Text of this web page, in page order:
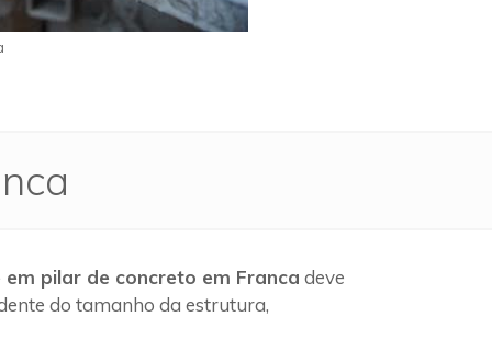
pilar de concreto em Franca deve
do tamanho da estrutura,